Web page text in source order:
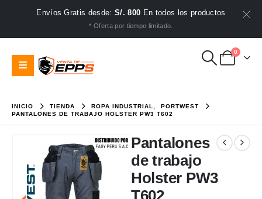
Envíos Gratis desde:S/. 800 En todos los productos
* Oferta por tiempo limitado.
0
INICIO TIENDA ROPA INDUSTRIAL
PORTWEST
PANTALONES DE TRABAJO HOLSTER PW3 T602
Pantalones
de trabajo
Holster PW3
T602